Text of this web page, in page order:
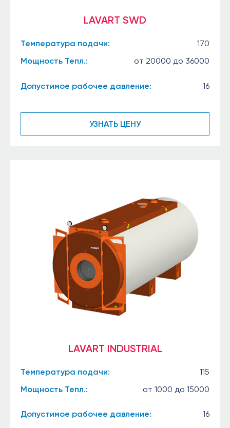
LAVART SWD
Температура подачи:
170
Мощность Тепл.:
от 20000 до 36000
Допустимое рабочее давление: 16
УЗНАТЬ ЦЕНУ
LAVART INDUSTRIAL
Температура подачи:
115
Мощность Тепл.:
от 1000 до 15000
Допустимое рабочее давление: 16